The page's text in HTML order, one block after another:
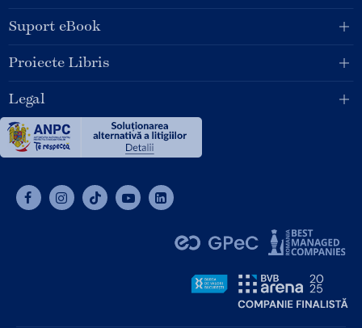
Suport eBook
Proiecte Libris
Legal